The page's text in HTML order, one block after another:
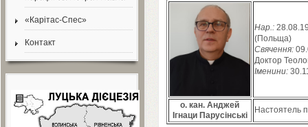
«Карітас-Спес»
Контакт
Нар.: 28.08.
(Польща)
Свячення: 09.
Доктор
Іменини: 30.
о. кан. Анджей
Ігнаци Парусінські
Настоятель